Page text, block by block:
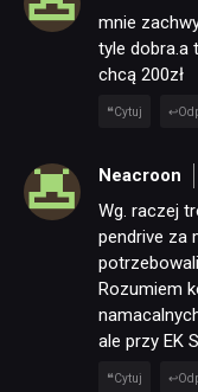
mnie
tyle dobra.a
chcą 200zł
Cytuj
Neacroon
Wg. raczej
pendrive za
Rozumiem
ale przy EK
Cytuj